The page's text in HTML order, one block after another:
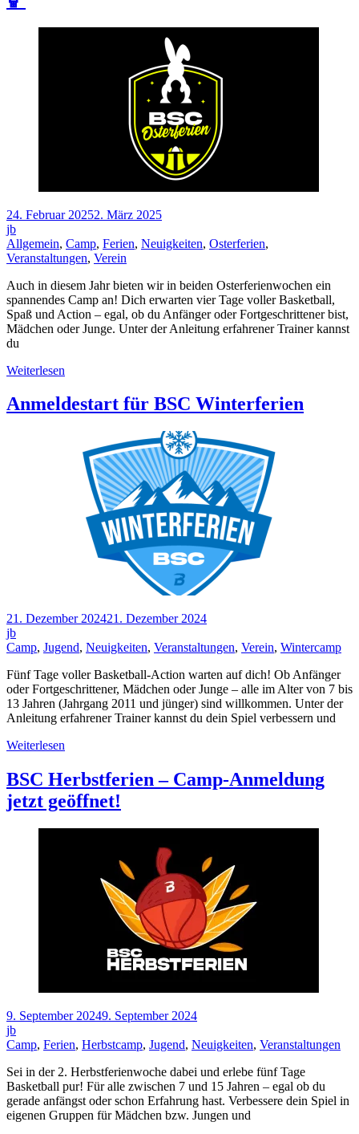
24. Februar 20252. März 2025
jb
Allgemein, Camp, Ferien, Neuigkeiten, Osterferien,
Veranstaltungen, Verein
Auch in diesem Jahr bieten wir in beiden Osterferienwochen ein
spannendes Camp an! Dich erwarten vier Tage voller Basketball,
Spaß und Action – egal, ob du Anfänger oder Fortgeschrittener bist,
Mädchen oder Junge. Unter der Anleitung erfahrener Trainer kannst
du
Weiterlesen
Anmeldestart für BSC Winterferien
21. Dezember 202421. Dezember 2024
jb
Camp, Jugend, Neuigkeiten, Veranstaltungen, Verein, Wintercamp
Fünf Tage voller Basketball-Action warten auf dich! Ob Anfänger
oder Fortgeschrittener, Mädchen oder Junge – alle im Alter von 7 bis
13 Jahren (Jahrgang 2011 und jünger) sind willkommen. Unter der
Anleitung erfahrener Trainer kannst du dein Spiel verbessern und
Weiterlesen
BSC Herbstferien – Camp-Anmeldung
jetzt geöffnet!
9. September 20249. September 2024
jb
Camp, Ferien, Herbstcamp, Jugend, Neuigkeiten, Veranstaltungen
Sei in der 2. Herbstferienwoche dabei und erlebe fünf Tage
Basketball pur! Für alle zwischen 7 und 15 Jahren – egal ob du
gerade anfängst oder schon Erfahrung hast. Verbessere dein Spiel in
eigenen Gruppen für Mädchen bzw. Jungen und